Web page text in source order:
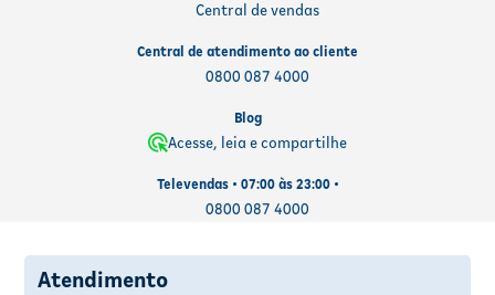
Central de vendas
Central de atendimento ao cliente
0800 087 4000
Blog
Acesse, leia e compartilhe
Televendas • 07:00 às 23:00 •
0800 087 4000
Atendimento